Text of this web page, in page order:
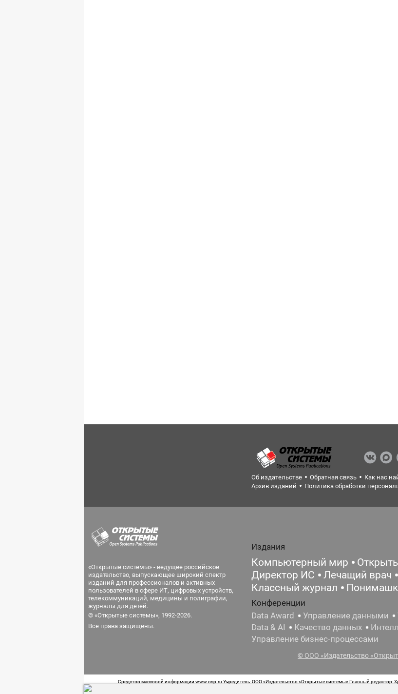
Об издательстве Обратная связь Как нас
Архив изданий
Политика обработки
«Открытые системы» - ведущее российское
издательство, выпускающее широкий спектр
изданий для профессионалов и активных
пользователей в сфере ИТ, цифровых устройств,
телекоммуникаций, медицины и полиграфии,
журналы для детей.
© «Открытые системы», 1992-2026.
Все права защищены.
Издания
Компьютерный мир
Директор ИС
Лечащий врач
Классный журнал
Конференции
Data Award
Управление данными
Data & AI
Качество данных
Управление бизнес-процессами
© ООО «Издательство
Средство массовой информации www.osp.ru Учредитель: ООО «Издательство «Открытые системы» Главный редактор: